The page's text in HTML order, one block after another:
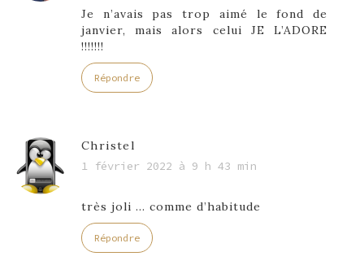
Je n’avais pas trop aimé le fond de
janvier, mais alors celui JE L’ADORE
!!!!!!!
Répondre
Christel
1 février 2022 à 9 h 43 min
très joli … comme d’habitude
Répondre